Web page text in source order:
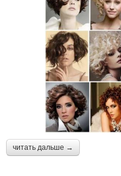
читать дальше →